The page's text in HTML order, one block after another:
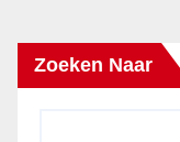
Zoeken Naar